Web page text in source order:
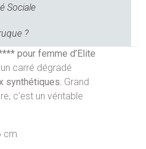
Sociale
?
pour femme d’Elite
carré dégradé
synthétiques. Grand
c'est un véritable
cm